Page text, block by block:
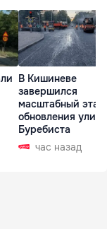
В Кишиневе
завершился
масштабный этап
обновления
Буребиста
час назад